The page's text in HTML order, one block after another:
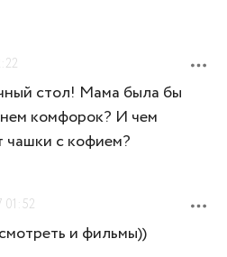
стол! Мама была бы
комфорок? И чем
чашки с кофием?
01:52
и фильмы))